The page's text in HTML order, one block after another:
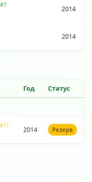
#7
2014
2014
Год Статус
#11
2014 Резерв